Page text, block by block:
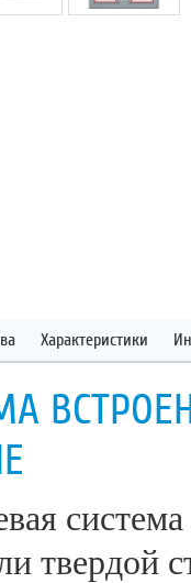
Характеристики
твердой